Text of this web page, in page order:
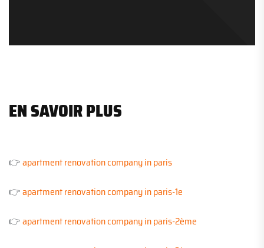
EN SAVOIR PLUS
👉apartment renovation company in paris
👉apartment renovation company in paris-1e
👉apartment renovation company in paris-2ème